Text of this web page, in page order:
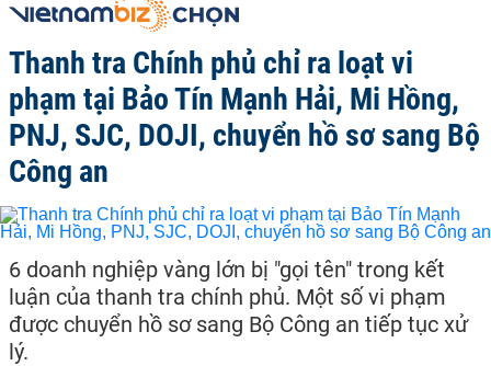
Thanh tra Chính phủ chỉ ra loạt vi
phạm tại Bảo Tín Mạnh Hải, Mi Hồng,
PNJ, SJC, DOJI, chuyển hồ sơ sang Bộ
Công an
6 doanh nghiệp vàng lớn bị "gọi tên" trong kết
luận của thanh tra chính phủ. Một số vi phạm
được chuyển hồ sơ sang Bộ Công an tiếp tục xử
lý.